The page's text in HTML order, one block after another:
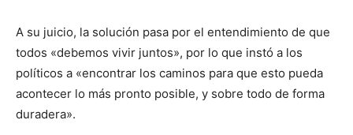
A su juicio, la solución pasa por el entendimiento de que
todos «debemos vivir juntos», por lo que instó a los
políticos a «encontrar los caminos para que esto pueda
acontecer lo más pronto posible, y sobre todo de forma
duradera».